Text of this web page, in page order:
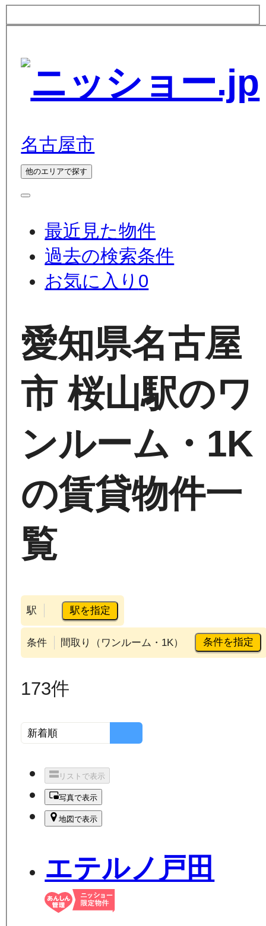
名古屋市
他のエリアで探す
最近見た物件
過去の検索条件
お気に入り 0
愛知県名古屋
市 桜山駅のワ
ンルーム・1K
の賃貸物件一
覧
駅 駅を指定
条件 間取り（ワンルーム・1K） 条件を指定
173件
リストで表示
写真で表示
地図で表示
エテルノ戸田